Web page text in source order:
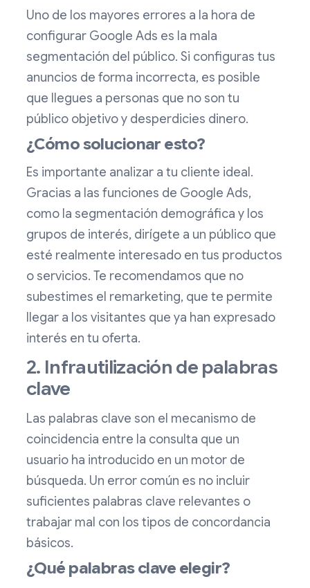
Uno de los mayores errores a la hora de
configurar Google Ads es la mala
segmentación del público. Si configuras tus
anuncios de forma incorrecta, es posible
que llegues a personas que no son tu
público objetivo y desperdicies dinero.
¿Cómo solucionar esto?
Es importante analizar a tu cliente ideal.
Gracias a las funciones de Google Ads,
como la segmentación demográfica y los
grupos de interés, dirígete a un público que
esté realmente interesado en tus productos
o servicios. Te recomendamos que no
subestimes el remarketing, que te permite
llegar a los visitantes que ya han expresado
interés en tu oferta.
2. Infrautilización de palabras
clave
Las palabras clave son el mecanismo de
coincidencia entre la consulta que un
usuario ha introducido en un motor de
búsqueda. Un error común es no incluir
suficientes palabras clave relevantes o
trabajar mal con los tipos de concordancia
básicos.
¿Qué palabras clave elegir?